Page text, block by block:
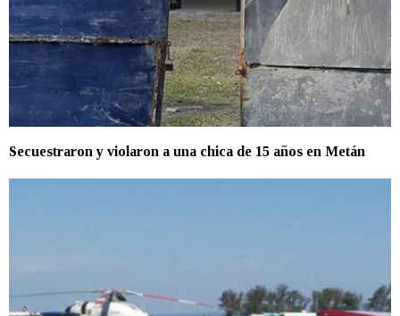
Secuestraron y violaron a una chica de 15 años en Metán